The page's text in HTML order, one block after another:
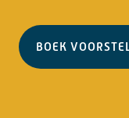
BOEK